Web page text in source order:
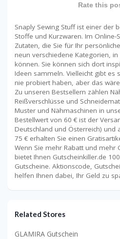
Rate this
Snaply Sewing Stuff ist einer der
Stoffe und Kurzwaren. Im
Zutaten, die Sie für Ihr
neun verschiedene Kategorien,
können. Sie können sich dort
Ideen sammeln. Vielleicht gibt es
nie probiert haben, aber das
Zu unseren Bestsellern zählen
Reißverschlüsse und
Muster und Nähmaschinen in
Bestellwert von 60 € ist der
Deutschland und Österreich) und
75 € erhalten Sie einen
Wenn Sie mehr Rabatt und mehr
bietet Ihnen Gutscheinkiller.de
Gutscheine. Aktionscode,
helfen Ihnen dabei, Ihr Geld zu
Related Stores
GLAMIRA Gutschein